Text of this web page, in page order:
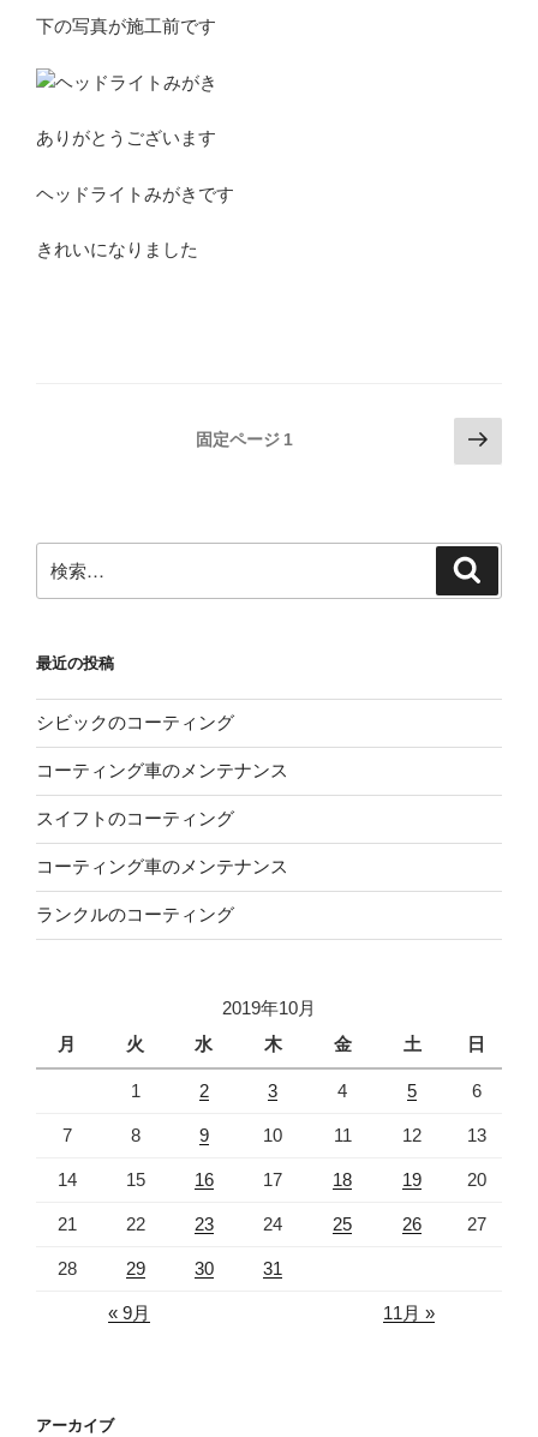
下の写真が施工前です
ありがとうございます
ヘッドライトみがきです
きれいになりました
ゲ
ー
ョ
ン
固定ページ 1
次
の
ジ
索:
最近の投稿
シビックのコーティング
コーティング車のメンテナンス
スイフトのコーティング
コーティング車のメンテナンス
ランクルのコーティング
2019年10月
月
火 水 木 金 土 日
1 2 3 4 5 6
7 8 9 10 11 12 13
14 15 16 17 18 19 20
21 22 23 24 25 26 27
28 29 30 31
« 9月 11月 »
アーカイブ